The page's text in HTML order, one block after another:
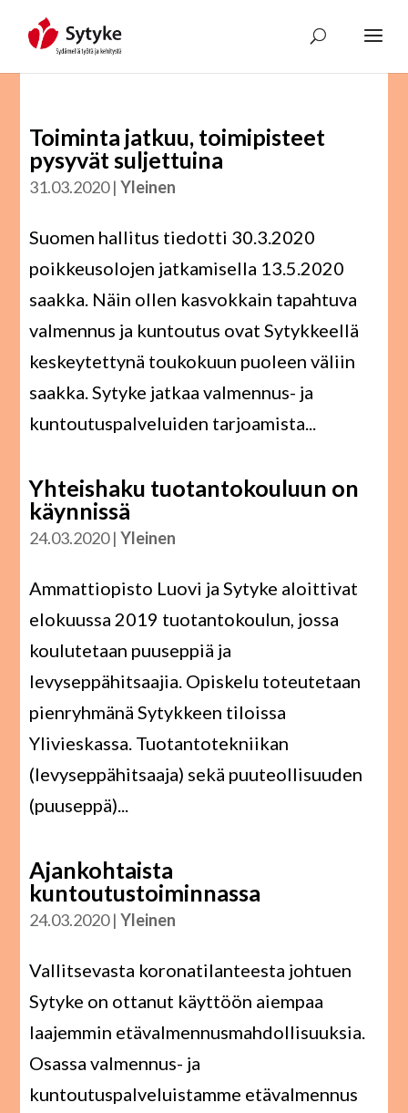
content
Toiminta jatkuu, toimipisteet
pysyvät suljettuina
31.03.2020|Yleinen
Suomen hallitus tiedotti 30.3.2020
poikkeusolojen jatkamisella 13.5.2020
saakka. Näin ollen kasvokkain tapahtuva
valmennus ja kuntoutus ovat Sytykkeellä
keskeytettynä toukokuun puoleen väliin
saakka. Sytyke jatkaa valmennus- ja
kuntoutuspalveluiden tarjoamista...
Yhteishaku tuotantokouluun on
käynnissä
24.03.2020|Yleinen
Ammattiopisto Luovi ja Sytyke aloittivat
elokuussa 2019 tuotantokoulun, jossa
koulutetaan puuseppiä ja
levyseppähitsaajia. Opiskelu toteutetaan
pienryhmänä Sytykkeen tiloissa
Ylivieskassa. Tuotantotekniikan
(levyseppähitsaaja) sekä puuteollisuuden
(puuseppä)...
Ajankohtaista
kuntoutustoiminnassa
24.03.2020|Yleinen
Vallitsevasta koronatilanteesta johtuen
Sytyke on ottanut käyttöön aiempaa
laajemmin etävalmennusmahdollisuuksia.
Osassa valmennus- ja
kuntoutuspalveluistamme etävalmennus